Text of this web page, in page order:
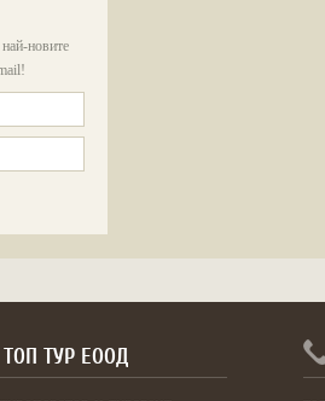
новите
ТУР ЕООД